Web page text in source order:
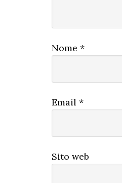
Nome *
Email *
Sito web